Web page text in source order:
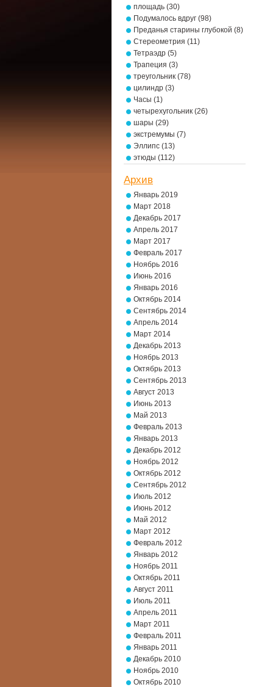
площадь (30)
Подумалось вдруг (98)
Преданья старины глубокой (8)
Стереометрия (11)
Тетраэдр (5)
Трапеция (3)
треугольник (78)
цилиндр (3)
Часы (1)
четырехугольник (26)
шары (29)
экстремумы (7)
Эллипс (13)
этюды (112)
Архив
Январь 2019
Март 2018
Декабрь 2017
Апрель 2017
Март 2017
Февраль 2017
Ноябрь 2016
Июнь 2016
Январь 2016
Октябрь 2014
Сентябрь 2014
Апрель 2014
Март 2014
Декабрь 2013
Ноябрь 2013
Октябрь 2013
Сентябрь 2013
Август 2013
Июнь 2013
Май 2013
Февраль 2013
Январь 2013
Декабрь 2012
Ноябрь 2012
Октябрь 2012
Сентябрь 2012
Июль 2012
Июнь 2012
Май 2012
Март 2012
Февраль 2012
Январь 2012
Ноябрь 2011
Октябрь 2011
Август 2011
Июль 2011
Апрель 2011
Март 2011
Февраль 2011
Январь 2011
Декабрь 2010
Ноябрь 2010
Октябрь 2010